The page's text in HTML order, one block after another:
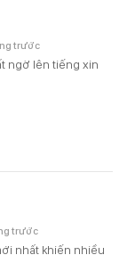
ngờ lên tiếng xin
trước
nhất khiến nhiều
trước